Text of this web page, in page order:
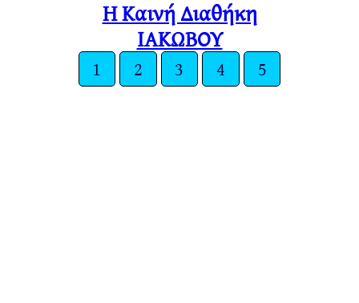
Η Καινή Διαθήκη
ΙΑΚΩΒΟΥ
1 2 3 4 5